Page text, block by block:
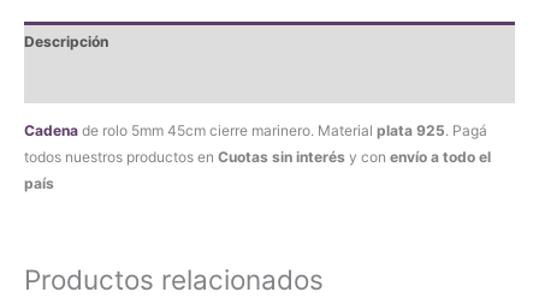
Descripción
Cadena de rolo 5mm 45cm cierre marinero. Material plata 925. Pagá
todos nuestros productos en Cuotas sin interés y con envío a todo el
país
Productos relacionados